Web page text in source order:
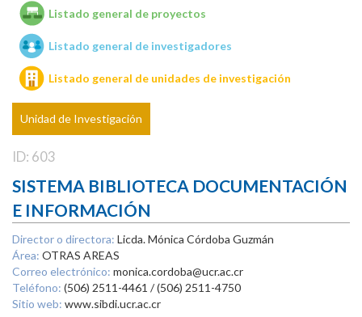
Unidades de investigación
Listado general de proyectos
Listado general de investigadores
Listado general de unidades de investigación
Unidad de Investigación
ID: 603
SISTEMA BIBLIOTECA DOCUMENTACIÓN
E INFORMACIÓN
Director o directora: Licda. Mónica Córdoba Guzmán
Área: OTRAS AREAS
Correo electrónico: monica.cordoba@ucr.ac.cr
Teléfono: (506) 2511-4461 / (506) 2511-4750
Sitio web: www.sibdi.ucr.ac.cr